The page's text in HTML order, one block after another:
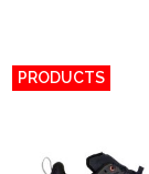
PRODUCTS